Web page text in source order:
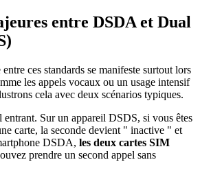
entre DSDA et Dual
ces standards se manifeste surtout lors
les appels vocaux ou un usage intensif
cela avec deux scénarios typiques.
entrant. Sur un appareil DSDS, si vous êtes
carte, la seconde devient " inactive " et
DSDA, les deux cartes SIM
prendre un second appel sans